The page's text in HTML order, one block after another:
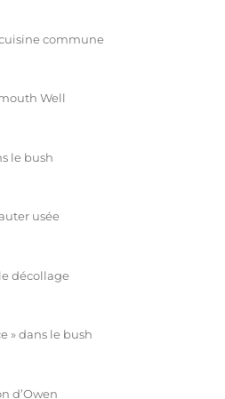
commune
Well
le bush
usée
décollage
» dans le bush
d’Owen